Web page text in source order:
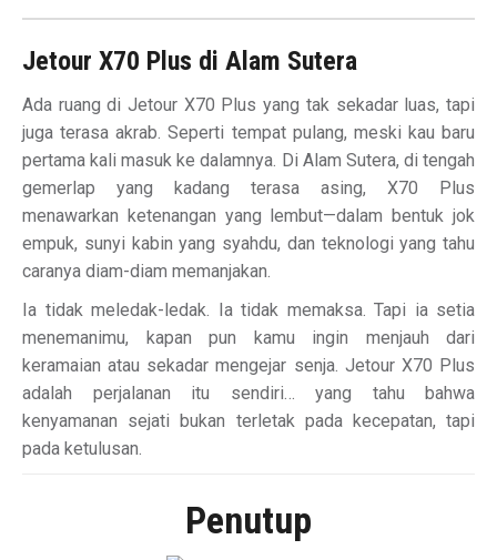
Jetour X70 Plus di Alam Sutera
Ada ruang di Jetour X70 Plus yang tak sekadar luas, tapi
juga terasa akrab. Seperti tempat pulang, meski kau baru
pertama kali masuk ke dalamnya. Di Alam Sutera, di tengah
gemerlap yang kadang terasa asing, X70 Plus
menawarkan ketenangan yang lembut—dalam bentuk jok
empuk, sunyi kabin yang syahdu, dan teknologi yang tahu
caranya diam-diam memanjakan.
Ia tidak meledak-ledak. Ia tidak memaksa. Tapi ia setia
menemanimu, kapan pun kamu ingin menjauh dari
keramaian atau sekadar mengejar senja. Jetour X70 Plus
adalah perjalanan itu sendiri… yang tahu bahwa
kenyamanan sejati bukan terletak pada kecepatan, tapi
pada ketulusan.
Penutup